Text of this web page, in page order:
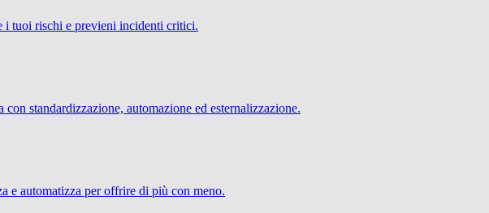
i tuoi rischi e previeni incidenti critici.
con standardizzazione, automazione ed esternalizzazione.
e automatizza per offrire di più con meno.